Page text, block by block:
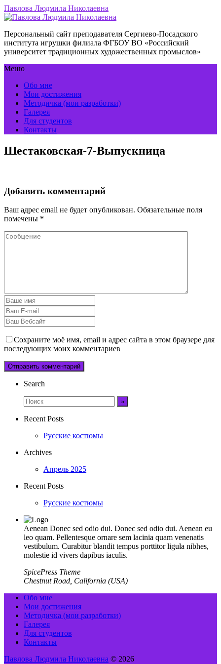
Павлова Людмила Николаевна
Персональный сайт преподавателя Сергиево-Посадского
института игрушки филиала ФГБОУ ВО «Российский
университет традиционных художественных промыслов»
Меню
Обо мне
Мои достижения
Методичка (мои разработки)
Галерея
Для студентов
Контакты
Шестаковская-7-Выпускница
Добавить комментарий
Ваш адрес email не будет опубликован. Обязательные поля
помечены *
Сохраните моё имя, email и адрес сайта в этом браузере для
последующих моих комментариев
Search
Recent Posts
Русские костюмы
Archives
Апрель 2025
Recent Posts
Русские костюмы
Aenean Donec sed odio dui. Donec sed odio dui. Aenean eu
leo quam. Pellentesque ornare sem lacinia quam venenatis
vestibulum. Curabitur blandit tempus porttitor ligula nibhes,
molestie id vivers dapibus iaculis.
SpicePress Theme
Chestnut Road, California (USA)
Обо мне
Мои достижения
Методичка (мои разработки)
Галерея
Для студентов
Контакты
Павлова Людмила Николаевна © 2026